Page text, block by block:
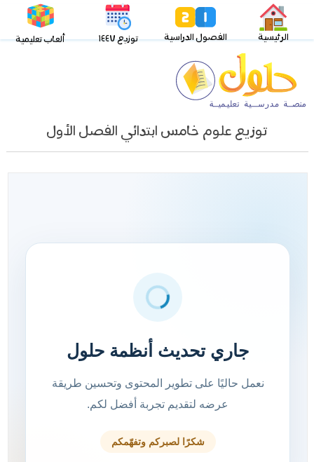
الرئيسية الفصول الدراسية توزيع ١٤٤٧ ألعاب تعليمية
توزيع علوم خامس ابتدائي الفصل الأول